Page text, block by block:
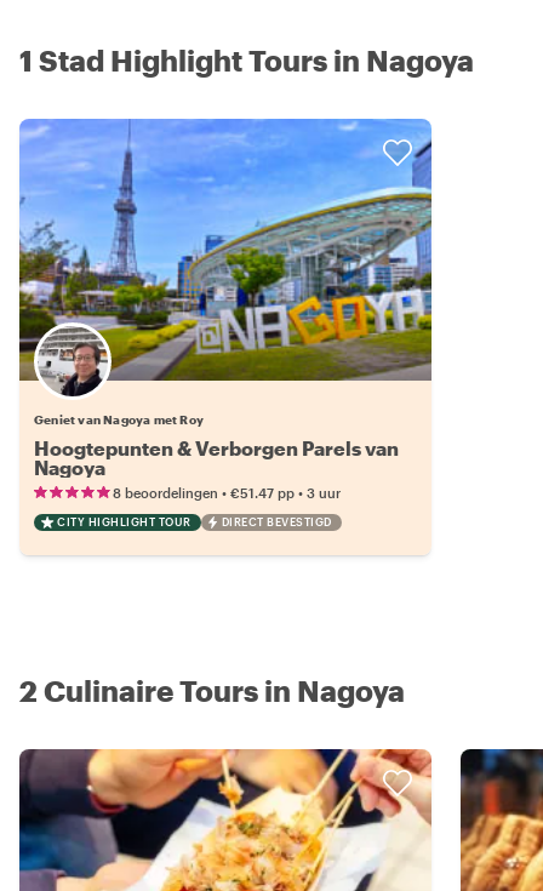
1 Stad Highlight Tours in Nagoya
Geniet van Nagoya met Roy
Hoogtepunten & Verborgen Parels van
Nagoya
8 beoordelingen • €51.47 pp • 3 uur
CITY HIGHLIGHT TOUR DIRECT BEVESTIGD
2 Culinaire Tours in Nagoya